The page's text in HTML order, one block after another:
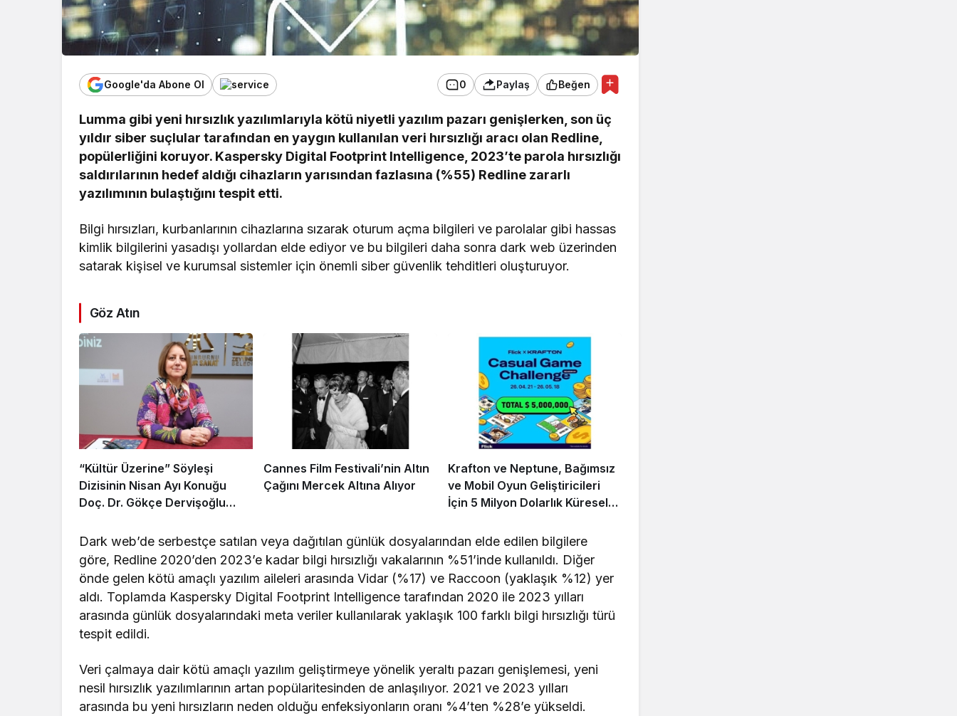
Google'da Abone Ol 0 Paylaş Beğen
Lumma gibi yeni hırsızlık yazılımlarıyla kötü niyetli yazılım pazarı genişlerken, son üç
yıldır siber suçlular tarafından en yaygın kullanılan veri hırsızlığı aracı olan Redline,
popülerliğini koruyor. Kaspersky Digital Footprint Intelligence, 2023’te parola hırsızlığı
saldırılarının hedef aldığı cihazların yarısından fazlasına (%55) Redline zararlı
yazılımının bulaştığını tespit etti.
Bilgi hırsızları, kurbanlarının cihazlarına sızarak oturum açma bilgileri ve parolalar gibi hassas
kimlik bilgilerini yasadışı yollardan elde ediyor ve bu bilgileri daha sonra dark web üzerinden
satarak kişisel ve kurumsal sistemler için önemli siber güvenlik tehditleri oluşturuyor.
Göz Atın
“Kültür Üzerine” Söyleşi
Dizisinin Nisan Ayı Konuğu
Doç. Dr. Gökçe Dervişoğlu
Cannes Film Festivali’nin Altın
Çağını Mercek Altına Alıyor
Krafton ve Neptune, Bağımsız
ve Mobil Oyun Geliştiricileri
İçin 5 Milyon Dolarlık Küresel
Dark web’de serbestçe satılan veya dağıtılan günlük dosyalarından elde edilen bilgilere
göre, Redline 2020’den 2023’e kadar bilgi hırsızlığı vakalarının %51’inde kullanıldı. Diğer
önde gelen kötü amaçlı yazılım aileleri arasında Vidar (%17) ve Raccoon (yaklaşık %12) yer
aldı. Toplamda Kaspersky Digital Footprint Intelligence tarafından 2020 ile 2023 yılları
arasında günlük dosyalarındaki meta veriler kullanılarak yaklaşık 100 farklı bilgi hırsızlığı türü
tespit edildi.
Veri çalmaya dair kötü amaçlı yazılım geliştirmeye yönelik yeraltı pazarı genişlemesi, yeni
nesil hırsızlık yazılımlarının artan popülaritesinden de anlaşılıyor. 2021 ve 2023 yılları
arasında bu yeni hırsızların neden olduğu enfeksiyonların oranı %4’ten %28’e yükseldi.